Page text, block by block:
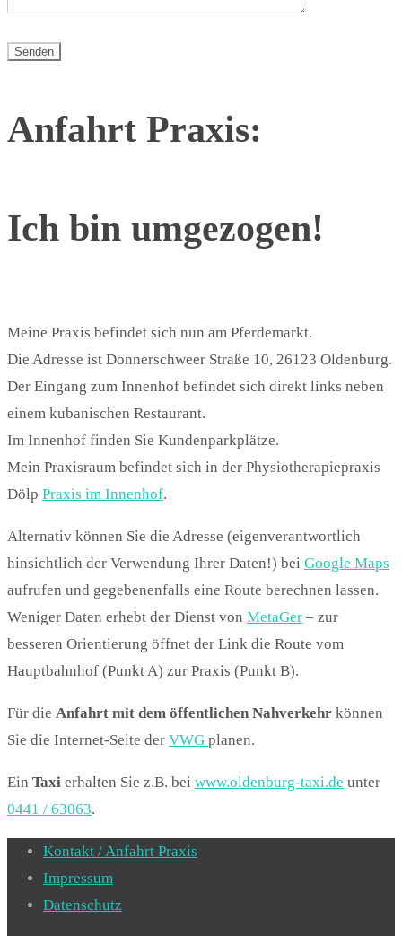
Anfahrt Praxis:
Ich bin umgezogen!
Meine Praxis befindet sich nun am Pferdemarkt.
Die Adresse ist Donnerschweer Straße 10, 26123 Oldenburg.
Der Eingang zum Innenhof befindet sich direkt links neben
einem kubanischen Restaurant.
Im Innenhof finden Sie Kundenparkplätze.
Mein Praxisraum befindet sich in der Physiotherapiepraxis
Dölp Praxis im Innenhof.
Alternativ können Sie die Adresse (eigenverantwortlich
hinsichtlich der Verwendung Ihrer Daten!) bei Google Maps
aufrufen und gegebenenfalls eine Route berechnen lassen.
Weniger Daten erhebt der Dienst von MetaGer – zur
besseren Orientierung öffnet der Link die Route vom
Hauptbahnhof (Punkt A) zur Praxis (Punkt B).
Für die Anfahrt mit dem öffentlichen Nahverkehr können
Sie die Internet-Seite der VWG planen.
Ein Taxi erhalten Sie z.B. bei www.oldenburg-taxi.de unter
0441 / 63063.
Kontakt / Anfahrt Praxis
Impressum
Datenschutz